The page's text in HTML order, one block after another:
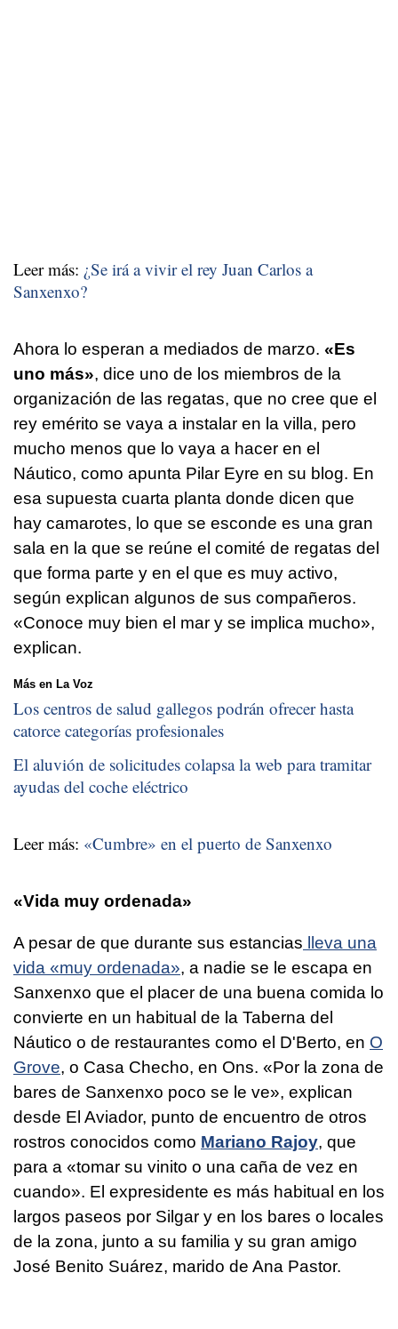
Leer más: ¿Se irá a vivir el rey Juan Carlos a
Sanxenxo?
Ahora lo esperan a mediados de marzo. «Es
uno más», dice uno de los miembros de la
organización de las regatas, que no cree que el
rey emérito se vaya a instalar en la villa, pero
mucho menos que lo vaya a hacer en el
Náutico, como apunta Pilar Eyre en su blog. En
esa supuesta cuarta planta donde dicen que
hay camarotes, lo que se esconde es una gran
sala en la que se reúne el comité de regatas del
que forma parte y en el que es muy activo,
según explican algunos de sus compañeros.
«Conoce muy bien el mar y se implica mucho»,
explican.
Más en La Voz
Los centros de salud gallegos podrán ofrecer hasta
catorce categorías profesionales
El aluvión de solicitudes colapsa la web para tramitar
ayudas del coche eléctrico
Leer más: «Cumbre» en el puerto de Sanxenxo
«Vida muy ordenada»
A pesar de que durante sus estancias lleva una
vida «muy ordenada», a nadie se le escapa en
Sanxenxo que el placer de una buena comida lo
convierte en un habitual de la Taberna del
Náutico o de restaurantes como el D'Berto, en O
Grove, o Casa Checho, en Ons. «Por la zona de
bares de Sanxenxo poco se le ve», explican
desde El Aviador, punto de encuentro de otros
rostros conocidos como Mariano Rajoy, que
para a «tomar su vinito o una caña de vez en
cuando». El expresidente es más habitual en los
largos paseos por Silgar y en los bares o locales
de la zona, junto a su familia y su gran amigo
José Benito Suárez, marido de Ana Pastor.